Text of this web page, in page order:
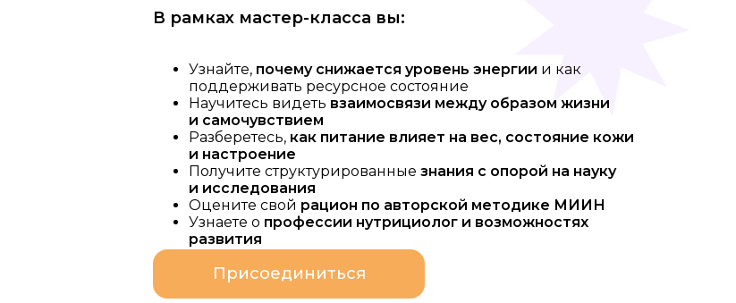
Присоединиться
Узнайте, почему снижается уровень энергии и как
поддерживать ресурсное состояние
Научитесь видеть взаимосвязи между образом жизни
и самочувствием
Разберетесь, как питание влияет на вес, состояние кожи
и настроение
Получите структурированные знания с опорой на науку
и исследования
Оцените свой рацион по авторской методике МИИН
Узнаете о профессии нутрициолог и возможностях
развития
В рамках мастер-класса вы: